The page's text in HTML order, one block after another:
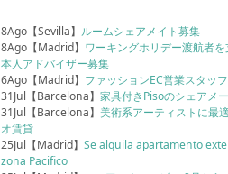
8Ago【Sevilla】 ルームシェアメイト募集
8Ago【Madrid】 ワーキングホリデー渡航者を
本人アドバイザー募集
6Ago【Madrid】 ファッションEC営業スタッ
31Jul【Barcelona】家具付きPisoのシェアメ
31Jul【Barcelona】美術系アーティストに最
オ賃貸
25Jul【Madrid】Se alquila apartamento
zona Pacifico